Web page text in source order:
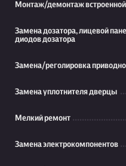
Монтаж/демонтаж встроенной
Замена дозатора, лицевой
диодов дозатора
Замена/реголировка
Замена уплотнителя дверцы
Мелкий ремонт
Замена электрокомпонентов